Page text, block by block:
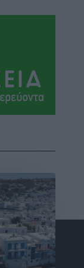
στη
για
για το